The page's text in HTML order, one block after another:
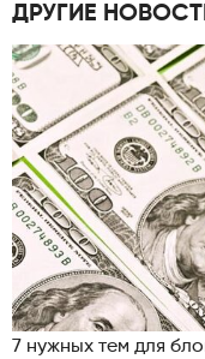
ДРУГИЕ
7 нужных тем для